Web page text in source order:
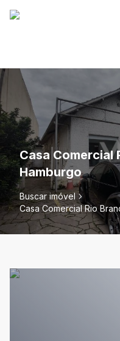
Casa Comercial
Hamburgo
Buscar imóvel
Casa Comercial Rio